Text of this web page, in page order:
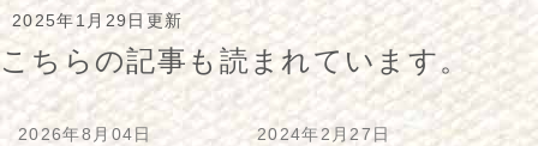
2025年1月29日更新
こちらの記事も読まれています。
2026年8月04日
2024年2月27日